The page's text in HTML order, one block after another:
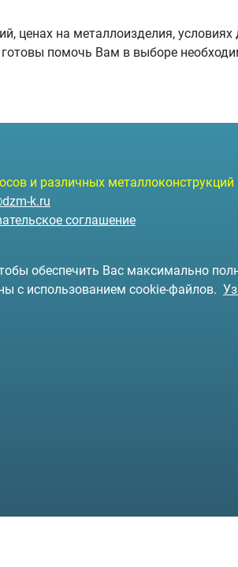
ценах на металлоизделия,
помочь Вам в выборе
помещений
и различных металлоконструкций
k.ru
соглашение
обеспечить Вас максимально
с использованием cookie-файлов.